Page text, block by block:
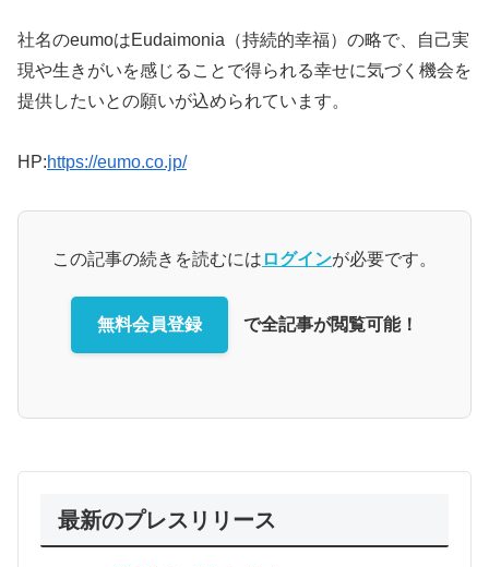
社名のeumoはEudaimonia（持続的幸福）の略で、自己実
現や生きがいを感じることで得られる幸せに気づく機会を
提供したいとの願いが込められています。
HP:https://eumo.co.jp/
この記事の続きを読むには ログインが必要です。
無料会員登録 で全記事が閲覧可能！
最新のプレスリリース